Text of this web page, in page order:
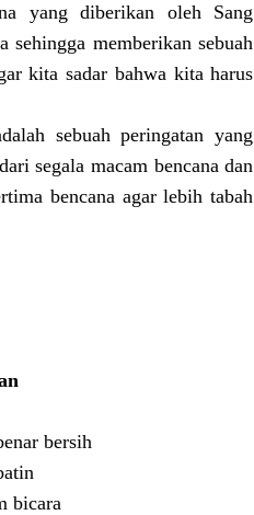
yang diberikan oleh Sang
sehingga memberikan sebuah
kita sadar bahwa kita harus
sebuah peringatan yang
segala macam bencana dan
bencana agar lebih tabah
bersih
bicara